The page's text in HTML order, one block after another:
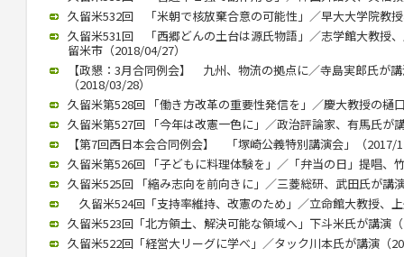
久留米532回 「米朝で核放棄合意の可能性」／早大大学院教
久留米531回 「西郷どんの土台は源氏物語」／志学館大教授
留米市（2018/04/27）
【政懇：3月合同例会】 九州、物流の拠点に／寺島実郎氏が
（2018/03/28）
久留米第528回 「働き方改革の重要性発信を」／慶大教授の樋
久留米第527回 「今年は改憲一色に」／政治評論家、有馬氏が
【第7回西日本会合同例会】 「塚崎公義特別講演会」（2017/
久留米第526回 「子どもに料理体験を」／「弁当の日」提唱、
久留米525回 「縮み志向を前向きに」／三菱総研、武田氏が講
久留米524回「支持率維持、改憲のため」／立命館大教授、
久留米523回「北方領土、解決可能な領域へ」下斗米氏が講演
久留米522回「経営大リーグに学べ」／タック川本氏が講演（